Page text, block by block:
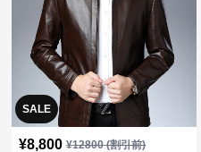
SALE
¥8,800 ¥12800(割引前)